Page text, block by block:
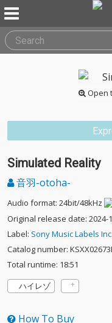
Open
Simulated Reality
音羽-otoha-
Audio format: 24bit/48kHz
Original release date: 2024-
Label: Sony Music Labels Inc.
Catalog number:
Total runtime: 18:51
ハイレゾ
How To Buy